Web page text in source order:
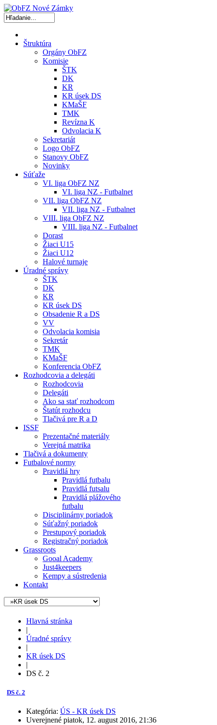
Štruktúra
Orgány ObFZ
Komisie
ŠTK
DK
KR
KR úsek DS
KMaŠF
TMK
Revízna K
Odvolacia K
Sekretariát
Logo ObFZ
Stanovy ObFZ
Novinky
Súťaže
VI. liga ObFZ NZ
VI. liga NZ - Futbalnet
VII. liga ObFZ NZ
VII. liga NZ - Futbalnet
VIII. liga ObFZ NZ
VIII. liga NZ - Futbalnet
Dorast
Žiaci U15
Žiaci U12
Halové turnaje
Úradné správy
ŠTK
DK
KR
KR úsek DS
Obsadenie R a DS
VV
Odvolacia komisia
Sekretár
TMK
KMaŠF
Konferencia ObFZ
Rozhodcovia a delegáti
Rozhodcovia
Delegáti
Ako sa stať rozhodcom
Štatút rozhodcu
Tlačivá pre R a D
ISSF
Prezentačné materiály
Verejná matrika
Tlačivá a dokumenty
Futbalové normy
Pravidlá hry
Pravidlá futbalu
Pravidlá futsalu
Pravidlá plážového
futbalu
Disciplinárny poriadok
Súťažný poriadok
Prestupový poriadok
Registračný poriadok
Grassroots
Gooal Academy
Just4keepers
Kempy a sústredenia
Kontakt
Hlavná stránka
|
Úradné správy
|
KR úsek DS
|
DS č. 2
DS č. 2
Kategória: ÚS - KR úsek DS
Uverejnené piatok, 12. august 2016, 21:36